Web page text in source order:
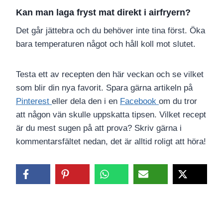
Kan man laga fryst mat direkt i airfryern?
Det går jättebra och du behöver inte tina först. Öka
bara temperaturen något och håll koll mot slutet.
Testa ett av recepten den här veckan och se vilket
som blir din nya favorit. Spara gärna artikeln på
Pinterest eller dela den i en Facebook om du tror
att någon vän skulle uppskatta tipsen. Vilket recept
är du mest sugen på att prova? Skriv gärna i
kommentarsfältet nedan, det är alltid roligt att höra!